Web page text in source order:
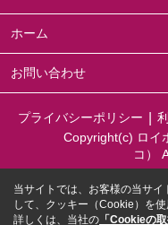
ホーム
お問い合わせ
プライバシーポリシー
Copyright(c) ロイ
コ）
当サイトでは、お客様の当サ
して、クッキー（Cookie）を使
詳しくは、当社の 「Cookieの